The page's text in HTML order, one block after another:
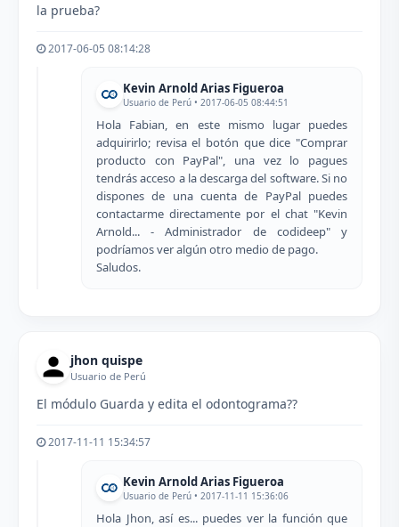
la prueba?
2017-06-05 08:14:28
Kevin Arnold Arias Figueroa
Usuario de Perú • 2017-06-05 08:44:51
Hola Fabian, en este mismo lugar puedes
adquirirlo; revisa el botón que dice "Comprar
producto con PayPal", una vez lo pagues
tendrás acceso a la descarga del software. Si no
dispones de una cuenta de PayPal puedes
contactarme directamente por el chat "Kevin
Arnold... - Administrador de codideep" y
podríamos ver algún otro medio de pago.
Saludos.
jhon quispe
Usuario de Perú
El módulo Guarda y edita el odontograma??
2017-11-11 15:34:57
Kevin Arnold Arias Figueroa
Usuario de Perú • 2017-11-11 15:36:06
Hola Jhon, así es... puedes ver la función que